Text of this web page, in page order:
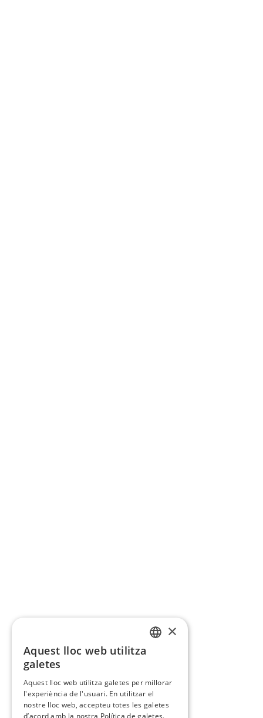
×
Aquest lloc web utilitza
galetes
Aquest lloc web utilitza galetes per millorar
l'experiència de l'usuari. En utilitzar el
nostre lloc web, accepteu totes les galetes
d’acord amb la nostra Política de galetes.